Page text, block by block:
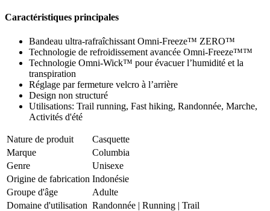
Caractéristiques principales
Bandeau ultra-rafraîchissant Omni-Freeze™ ZERO™
Technologie de refroidissement avancée Omni-Freeze™™
Technologie Omni-Wick™ pour évacuer l’humidité et la
transpiration
Réglage par fermeture velcro à l’arrière
Design non structuré
Utilisations: Trail running, Fast hiking, Randonnée, Marche,
Activités d'été
Nature de produit
Casquette
Marque
Columbia
Genre
Unisexe
Origine de fabrication Indonésie
Groupe d'âge
Adulte
Domaine d'utilisation Randonnée | Running | Trail